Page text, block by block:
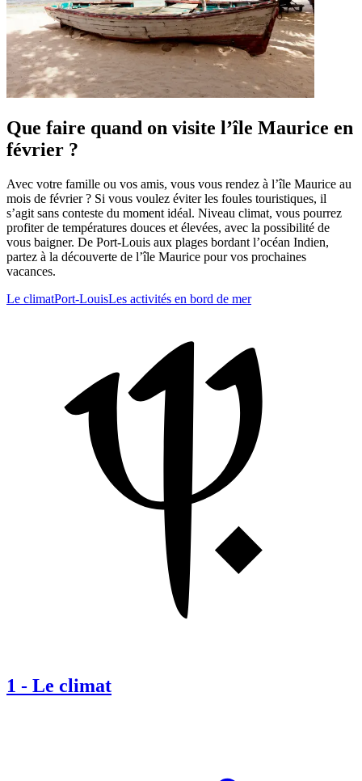
Que faire quand on visite l’île Maurice en
février ?
Avec votre famille ou vos amis, vous vous rendez à l’île Maurice au
mois de février ? Si vous voulez éviter les foules touristiques, il
s’agit sans conteste du moment idéal. Niveau climat, vous pourrez
profiter de températures douces et élevées, avec la possibilité de
vous baigner. De Port-Louis aux plages bordant l’océan Indien,
partez à la découverte de l’île Maurice pour vos prochaines
vacances.
Le climatPort-LouisLes activités en bord de mer
1 - Le climat